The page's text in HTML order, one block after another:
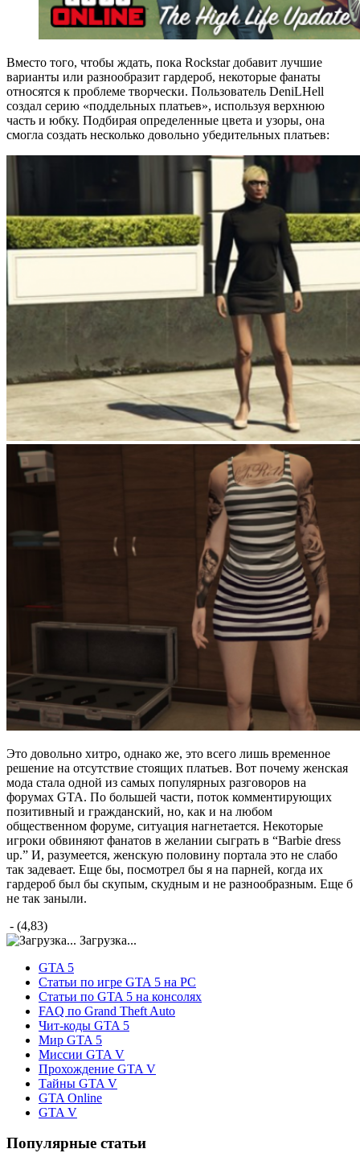
Вместо того, чтобы ждать, пока Rockstar добавит лучшие
варианты или разнообразит гардероб, некоторые фанаты
относятся к проблеме творчески. Пользователь DeniLHell
создал серию «поддельных платьев», используя верхнюю
часть и юбку. Подбирая определенные цвета и узоры, она
смогла создать несколько довольно убедительных платьев:
Это довольно хитро, однако же, это всего лишь временное
решение на отсутствие стоящих платьев. Вот почему женская
мода стала одной из самых популярных разговоров на
форумах GTA. По большей части, поток комментирующих
позитивный и гражданский, но, как и на любом
общественном форуме, ситуация нагнетается. Некоторые
игроки обвиняют фанатов в желании сыграть в “Barbie dress
up.” И, разумеется, женскую половину портала это не слабо
так задевает. Еще бы, посмотрел бы я на парней, когда их
гардероб был бы скупым, скудным и не разнообразным. Еще б
не так заныли.
- (4,83)
Загрузка...
GTA 5
Статьи по игре GTA 5 на PC
Статьи по GTA 5 на консолях
FAQ по Grand Theft Auto
Чит-коды GTA 5
Мир GTA 5
Миссии GTA V
Прохождение GTA V
Тайны GTA V
GTA Online
GTA V
Популярные статьи